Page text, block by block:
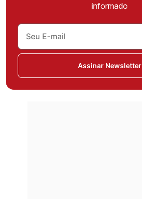
informado
Assinar Newsletter